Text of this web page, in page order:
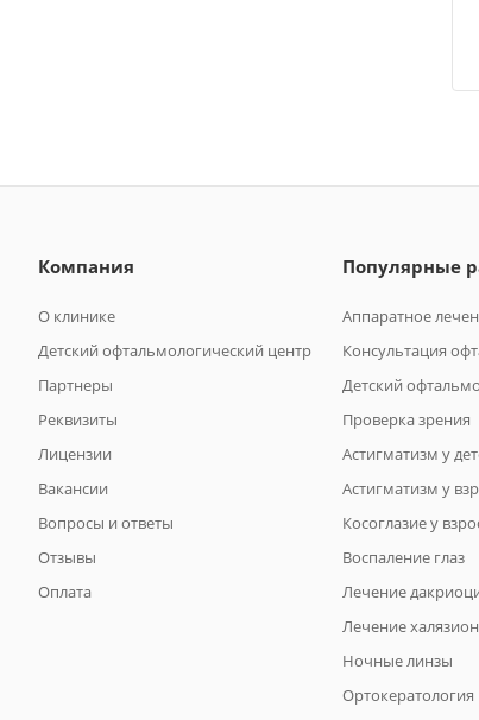
Компания
О клинике
Детский офтальмологический центр
Партнеры
Реквизиты
Лицензии
Вакансии
Вопросы и ответы
Отзывы
Оплата
Популярные
Аппаратное
Консультация
Детский
Проверка зрения
Астигматизм у
Астигматизм у
Косоглазие у
Воспаление глаз
Лечение
Лечение
Ночные линзы
Ортокератология